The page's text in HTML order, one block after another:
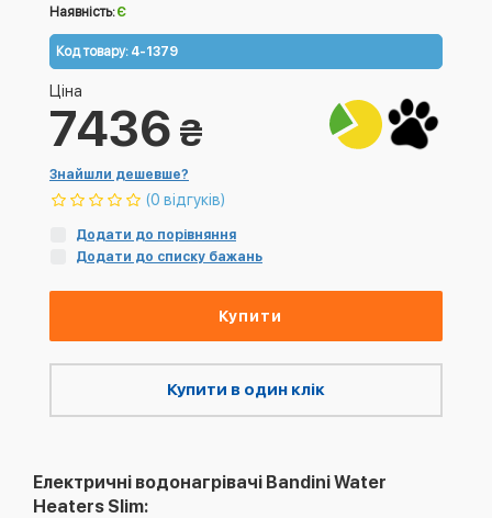
Наявність:Є
Код товару: 4-1379
Ціна
7436 ₴
Знайшли дешевше?
(0 відгуків)
Додати до порівняння
Додати до списку бажань
Купити
Купити в один клік
Електричні водонагрівачі Bandini Water
Heaters Slim: